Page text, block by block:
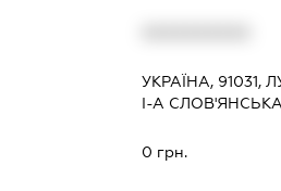
УКРАЇНА,
І-А
0 грн.